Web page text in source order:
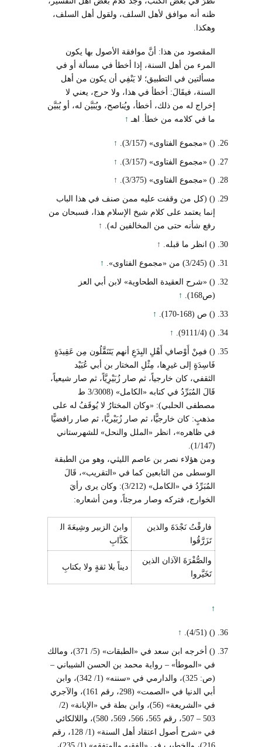
ظنه أنه موافق لأهل السلف، ولقول أهل السلف،
وهكذا.
المقصود من هذا: أنَّ موافقة الأصول بها يكون
المرء من أهل السنة، إذا أخطأ في مسألة أو في
مسألتين في التطبيق؛ لا يَنْفِي أن يكون من أهل
السنة، فيقَالَ: أخطأ في هذا، ولا حرج، يعني لا
إخراج له من ذلك، أخطأ، ويُناصح، ويُبَيَّن له، أو يُبَيَّن
ما في كلامه من خطأ. اهـ ↑
() «مجموع الفتاوى» (3/157).
↑
() «مجموع الفتاوى» (3/157).
↑
() «مجموع الفتاوى» (3/375).
↑
() (كل من وقفت عليه ممن صنف في هذا الباب
إنما يعتمد على كلام شيخ الإسلام هذا، فسبحان من
رفع شأنه حتى من المخالفين له). ↑
() انظر ما قبله. ↑
() (3/245) من «مجموع الفتاوى».
↑
() «شرح العقيدة الطحاوية» لابن أبي العز
(ص168).
↑
() ص (168-170).
↑
() (9111/4).
↑
() فمِنْ أَوْصافِ أَهْلِ البِدَعِ أنهم يَتَنَقَّلُون مِن عَقِيدَةٍ
فَاسِدَةٍ إلى غيرِها، مِثْلِ المختار بن أبي عُبَيْد
الثقفي، كان خارجياً، ثم صار زُبَيْرِيَّاً، ثم صار شيعياً،
قَالَ المُبَرِّدُ في كتابه «الكامل» (3/3008 ط
مصطفى الحلبي): «وكان المختارُ لا يُوقَفُ له على
مذهبٍ: كان خارجيًّا، ثم صار زُبَيْريًّا، ثم صار رافضيًّا
في ظاهره»، انظر «الملل والنحل» للشهرستاني
(1/147).
ومن هؤلاء نصر بن عاصم الليثي، وهو من الطبقة
الوسطى من التابعين كما في «التقريب»، قَالَ
المُبَرِّدُ في «الكامل» (3/212): وكان يرى رأيَ
الخوارج، فتركه وصار مرجئاً، ومن أشعاره:
فارقْتُ نَجْدَةَ والذين
تَزَرَّقُوا
وابنَ الزبير وشِيعَةَ ال
كَذَّابِ
والصُّفْرَةَ الآذان الذين
تَخَيَّروا
ديناً بلا ثقةٍ ولا بكتابِ
↑
() (4/51).
↑
() أخرجه ابن سعد في «الطبقات» (5/ 371)، ومالك
في «الموطأ» – رواية محمد بن الحسن الشيباني –
(ص: 325)، والدارمي في «سننه» (1/ 342)، وابن
أبي الدنيا في «الصمت» (298، رقم 161)، والآجري
في «الشريعة» (56)، وابن بطة في «الإبانة» (2/
503 – 507، رقم 565، 566، 569، 580)، واللالكائي
في «شرح أصول اعتقاد أهل السنة» (1/ 128، رقم